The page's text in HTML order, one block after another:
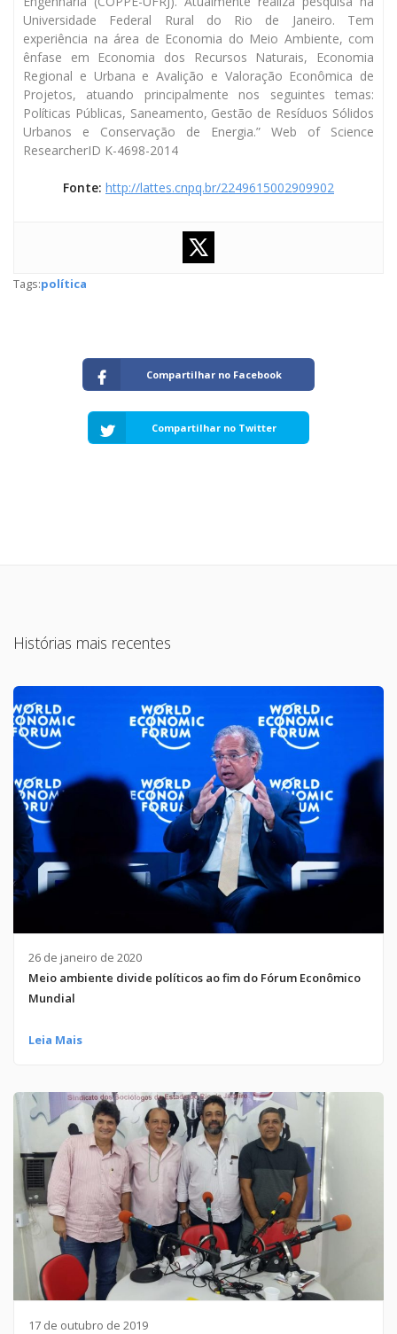
Universidade Federal Rural do Rio de Janeiro. Tem
experiência na área de Economia do Meio Ambiente, com
ênfase em Economia dos Recursos Naturais, Economia
Regional e Urbana e Avalição e Valoração Econômica de
Projetos, atuando principalmente nos seguintes temas:
Políticas Públicas, Saneamento, Gestão de Resíduos Sólidos
Urbanos e Conservação de Energia.” Web of Science
ResearcherID K-4698-2014
Fonte: http://lattes.cnpq.br/2249615002909902
Tags:política
Compartilhar no Facebook
Compartilhar no Twitter
Histórias mais recentes
26 de janeiro de 2020
Meio ambiente divide políticos ao fim do Fórum Econômico
Mundial
Leia Mais
17 de outubro de 2019